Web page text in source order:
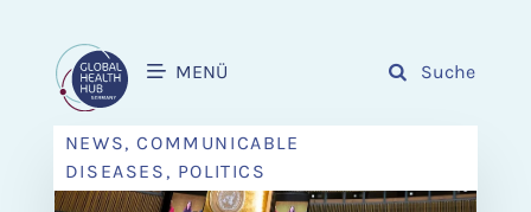
MENÜ Suche
NEWS, COMMUNICABLE
DISEASES, POLITICS